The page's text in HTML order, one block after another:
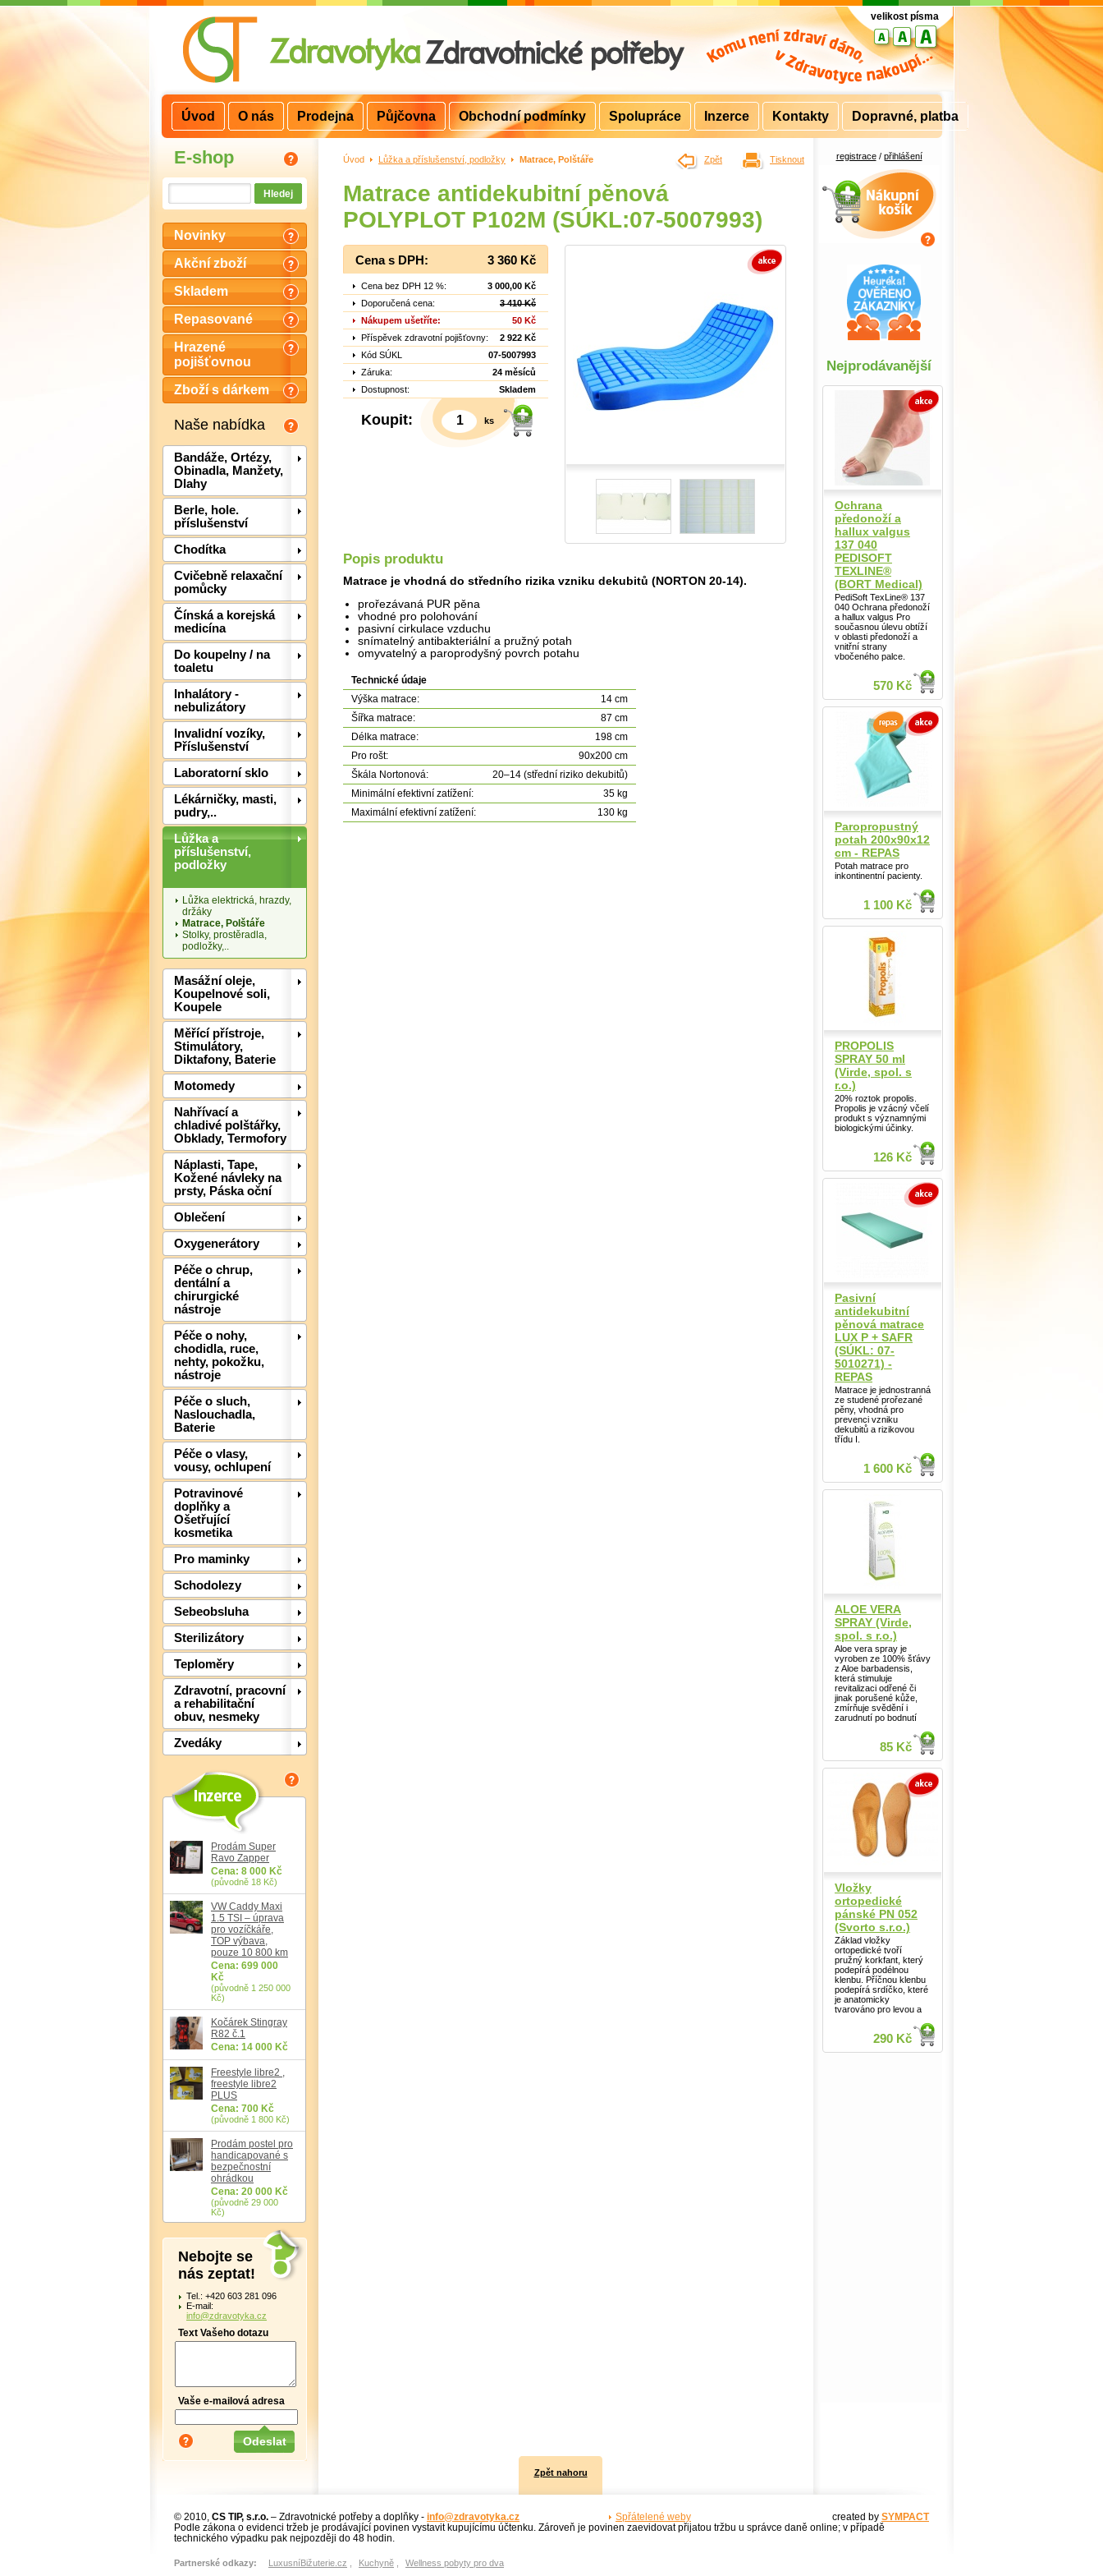
E-shop
Novinky
Akční zboží
Skladem
Repasované
Hrazené
pojišťovnou
Zboží s dárkem
Naše nabídka
Bandáže, Ortézy,
Obinadla, Manžety,
Dlahy
Berle, hole.
příslušenství
Chodítka
Cvičebně relaxační
pomůcky
Čínská a korejská
medicína
Do koupelny / na
toaletu
Inhalátory -
nebulizátory
Invalidní vozíky,
Příslušenství
Laboratorní sklo
Lékárničky, masti,
pudry,..
Lůžka a
příslušenství,
podložky
Lůžka elektrická, hrazdy,
držáky
Matrace, Polštáře
Stolky, prostěradla,
podložky,..
Masážní oleje,
Koupelnové soli,
Koupele
Měřící přístroje,
Stimulátory,
Diktafony, Baterie
Motomedy
Nahřívací a
chladivé polštářky,
Obklady, Termofory
Náplasti, Tape,
Kožené návleky na
prsty, Páska oční
Oblečení
Oxygenerátory
Péče o chrup,
dentální a
chirurgické
nástroje
Péče o nohy,
chodidla, ruce,
nehty, pokožku,
nástroje
Péče o sluch,
Naslouchadla,
Baterie
Péče o vlasy,
vousy, ochlupení
Potravinové
doplňky a
Ošetřující
kosmetika
Pro maminky
Schodolezy
Sebeobsluha
Sterilizátory
Teploměry
Zdravotní, pracovní
a rehabilitační
obuv, nesmeky
Zvedáky
Prodám Super
Ravo Zapper
Cena: 8 000 Kč
(původně 18 Kč)
VW Caddy Maxi
1.5 TSI – úprava
pro vozíčkáře,
TOP výbava,
pouze 10 800 km
Cena: 699 000
Kč
(původně 1 250 000
Kč)
Kočárek Stingray
R82 č.1
Cena: 14 000 Kč
Freestyle libre2 ,
freestyle libre2
PLUS
Cena: 700 Kč
(původně 1 800 Kč)
Prodám postel pro
handicapované s
bezpečnostní
ohrádkou
Cena: 20 000 Kč
(původně 29 000
Kč)
Nebojte se
nás zeptat!
Tel.: +420 603 281 096
E-mail:
info@zdravotyka.cz
Text Vašeho dotazu
Vaše e-mailová adresa
Úvod > Lůžka a příslušenství, podložky > Matrace, Polštáře
Matrace antidekubitní pěnová
POLYPLOT P102M (SÚKL:07-5007993)
Cena s DPH: 3 360 Kč
Cena bez DPH 12 %:
3 000,00 Kč
Doporučená cena:
3 410 Kč
Nákupem ušetříte:
50 Kč
Příspěvek zdravotní pojišťovny:
2 922 Kč
Kód SÚKL
07-5007993
Záruka:
24 měsíců
Dostupnost:
Skladem
Koupit: ks
Popis produktu
Matrace je vhodná do středního rizika vzniku dekubitů (NORTON 20-14).
prořezávaná PUR pěna
vhodné pro polohování
pasivní cirkulace vzduchu
snímatelný antibakteriální a pružný potah
omyvatelný a paroprodyšný povrch potahu
Technické údaje
Výška matrace:
14 cm
Šířka matrace:
87 cm
Délka matrace:
198 cm
Pro rošt:
90x200 cm
Škála Nortonová:
20–14 (střední riziko dekubitů)
Minimální efektivní zatížení:
35 kg
Maximální efektivní zatížení:
130 kg
registrace/ přihlášení
Nákupní košík
velikost písma
Tisknout
Zpět
Nejprodávanější
Ochrana
předonoží a
hallux valgus
137 040
PEDISOFT
TEXLINE®
(BORT Medical)
PediSoft TexLine® 137
040 Ochrana předonoží
a hallux valgus Pro
současnou úlevu obtíží
v oblasti předonoží a
vnitřní strany
vbočeného palce.
570 Kč
Paropropustný
potah 200x90x12
cm - REPAS
Potah matrace pro
inkontinentní pacienty.
1 100 Kč
PROPOLIS
SPRAY 50 ml
(Virde, spol. s
r.o.)
20% roztok propolis.
Propolis je vzácný včelí
produkt s významnými
biologickými účinky.
126 Kč
Pasivní
antidekubitní
pěnová matrace
LUX P + SAFR
(SÚKL: 07-
5010271) -
REPAS
Matrace je jednostranná
ze studené prořezané
pěny, vhodná pro
prevenci vzniku
dekubitů a rizikovou
třídu I.
1 600 Kč
ALOE VERA
SPRAY (Virde,
spol. s r.o.)
Aloe vera spray je
vyroben ze 100% šťávy
z Aloe barbadensis,
která stimuluje
revitalizaci odřené či
jinak porušené kůže,
zmírňuje svědění i
zarudnutí po bodnutí
85 Kč
Vložky
ortopedické
pánské PN 052
(Svorto s.r.o.)
Základ vložky
ortopedické tvoří
pružný korkfant, který
podepírá podélnou
klenbu. Příčnou klenbu
podepírá srdíčko, které
je anatomicky
tvarováno pro levou a
290 Kč
Úvod O nás Prodejna Půjčovna Obchodní podmínky Spolupráce Inzerce Kontakty Dopravné, platba
Zpět nahoru
© 2010, CS TIP, s.r.o. – Zdravotnické potřeby a doplňky - info@zdravotyka.cz created by SYMPACT
Podle zákona o evidenci tržeb je prodávající povinen vystavit kupujícímu účtenku. Zároveň je povinen zaevidovat přijatou tržbu u správce daně online; v případě
technického výpadku pak nejpozději do 48 hodin.
Spřátelené weby
Partnerské odkazy: LuxusníBižuterie.cz Kuchyně Wellness pobyty pro dva